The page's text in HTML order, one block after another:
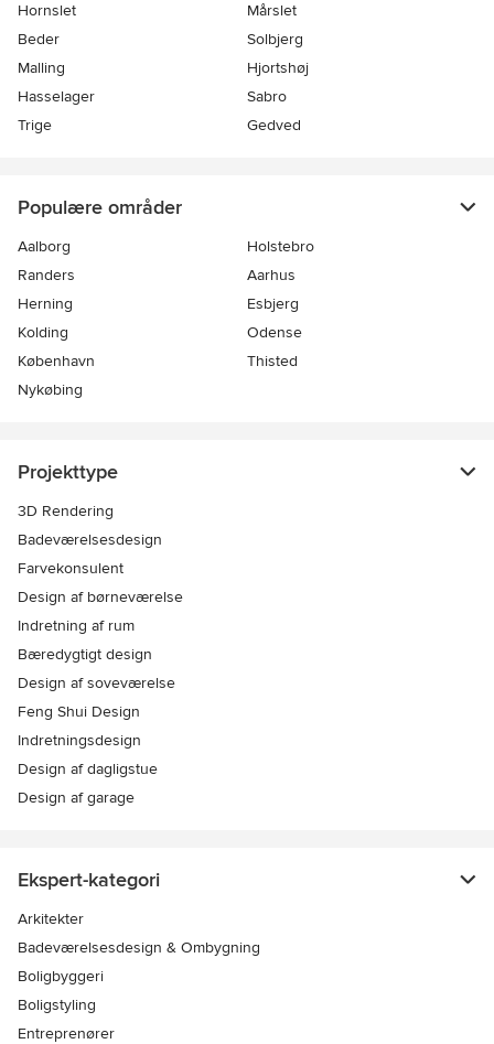
Hornslet
Mårslet
Beder
Solbjerg
Malling
Hjortshøj
Hasselager
Sabro
Trige
Gedved
Populære områder
Aalborg
Holstebro
Randers
Aarhus
Herning
Esbjerg
Kolding
Odense
København
Thisted
Nykøbing
Projekttype
3D Rendering
Badeværelsesdesign
Farvekonsulent
Design af børneværelse
Indretning af rum
Bæredygtigt design
Design af soveværelse
Feng Shui Design
Indretningsdesign
Design af dagligstue
Design af garage
Ekspert-kategori
Arkitekter
Badeværelsesdesign & Ombygning
Boligbyggeri
Boligstyling
Entreprenører